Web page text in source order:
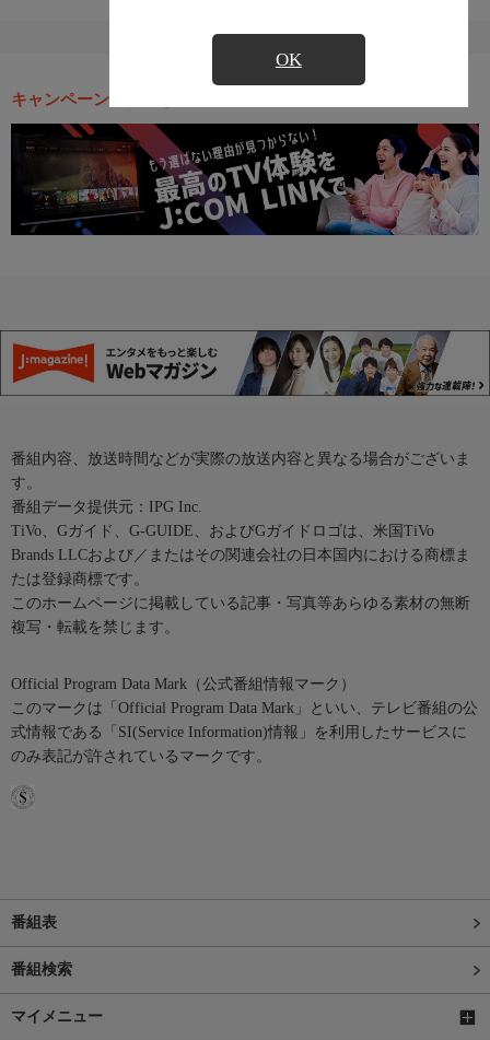
OK
キャンペーン・お得な情報
番組内容、放送時間などが実際の放送内容と異なる場合がございま
す。
番組データ提供元：IPG Inc.
TiVo、Gガイド、G-GUIDE、およびGガイドロゴは、米国TiVo
Brands LLCおよび／またはその関連会社の日本国内における商標ま
たは登録商標です。
このホームページに掲載している記事・写真等あらゆる素材の無断
複写・転載を禁じます。
Official Program Data Mark（公式番組情報マーク）
このマークは「Official Program Data Mark」といい、テレビ番組の公
式情報である「SI(Service Information)情報」を利用したサービスに
のみ表記が許されているマークです。
番組表
番組検索
マイメニュー